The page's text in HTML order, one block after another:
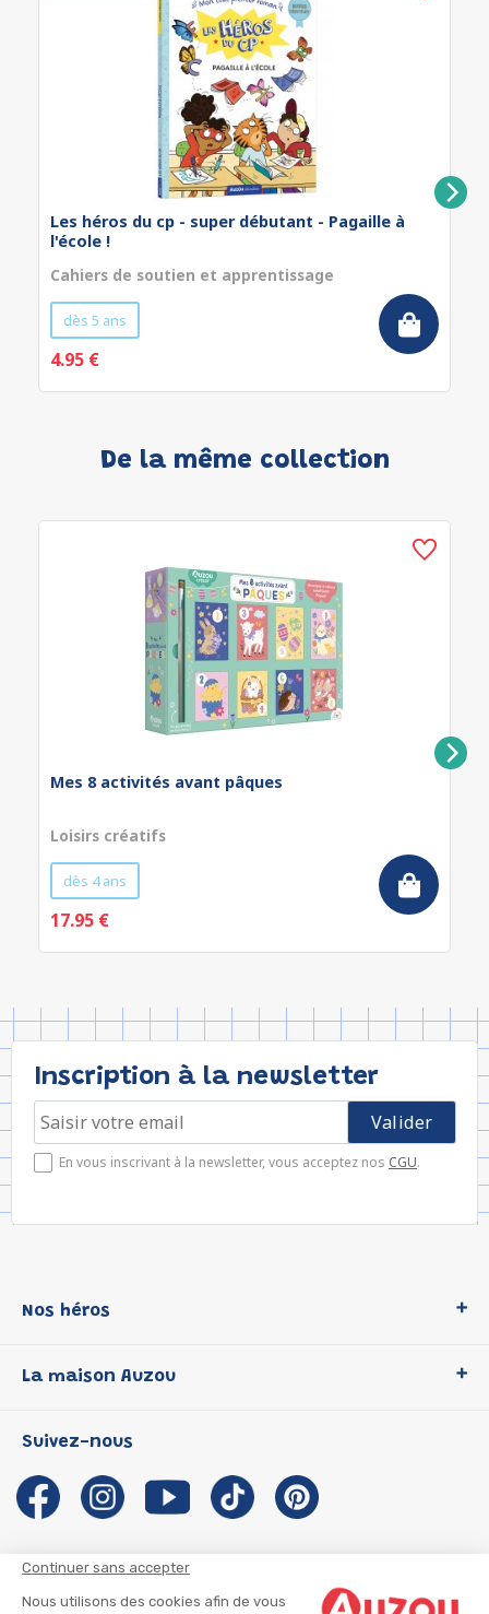
Continuer sans accepter
Nous utilisons des cookies afin de vous
Les héros du cp - super débutant - Pagaille à
l'école !
Cahiers de soutien et apprentissage
dès 5 ans
4.95 €
De la même collection
Mes 8 activités avant pâques
Loisirs créatifs
dès 4 ans
17.95 €
Inscription à la newsletter
En vous inscrivant à la newsletter, vous acceptez nos CGU.
Nos héros
P'tit Loup
Les Influenceuses
Migali
Petite Taupe
La maison Auzou
Notre histoire
Auzou s'engage
Auteurs et illustrateurs Auzou
Suivez-nous